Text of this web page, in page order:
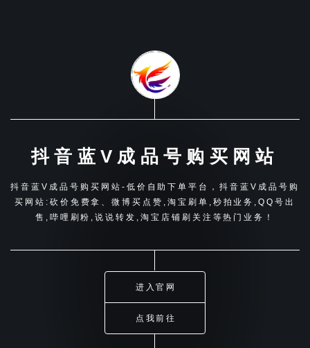
抖音蓝V成品号购买网站
抖音蓝V成品号购买网站-低价自助下单平台，抖音蓝V成品号购
买网站:砍价免费拿、微博买点赞,淘宝刷单,秒拍业务,QQ号出
售,哔哩刷粉,说说转发,淘宝店铺刷关注等热门业务！
进入官网
点我前往